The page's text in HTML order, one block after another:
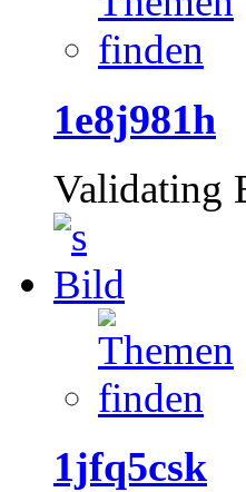
1e8j981h
Validating
1jfq5csk